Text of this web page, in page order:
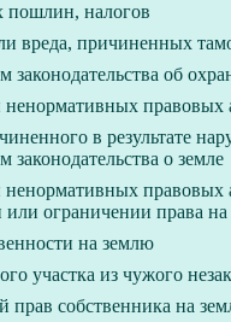
налогов
вреда, причиненных
об
правовых
в результате
о земле
правовых
ограничении права на
на землю
участка из чужого
собственника на